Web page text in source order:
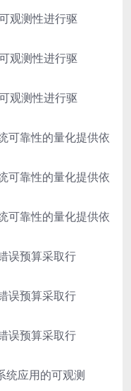
观测性进行驱
观测性进行驱
观测性进行驱
可靠性的量化提供依
可靠性的量化提供依
可靠性的量化提供依
误预算采取行
误预算采取行
误预算采取行
统应用的可观测